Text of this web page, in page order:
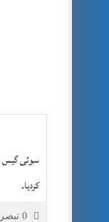
سوئی گیس
کردیا۔